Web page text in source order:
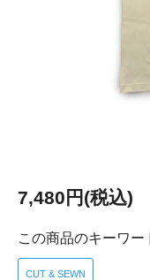
7,480円(税込)
この商品のキーワー
CUT & SEWN